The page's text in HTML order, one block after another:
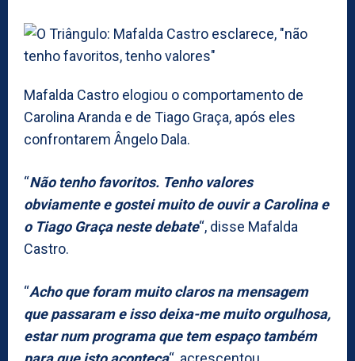
Mafalda Castro elogiou o comportamento de
Carolina Aranda e de Tiago Graça, após eles
confrontarem Ângelo Dala.
“Não tenho favoritos. Tenho valores
obviamente e gostei muito de ouvir a Carolina e
o Tiago Graça neste debate“, disse Mafalda
Castro.
“Acho que foram muito claros na mensagem
que passaram e isso deixa-me muito orgulhosa,
estar num programa que tem espaço também